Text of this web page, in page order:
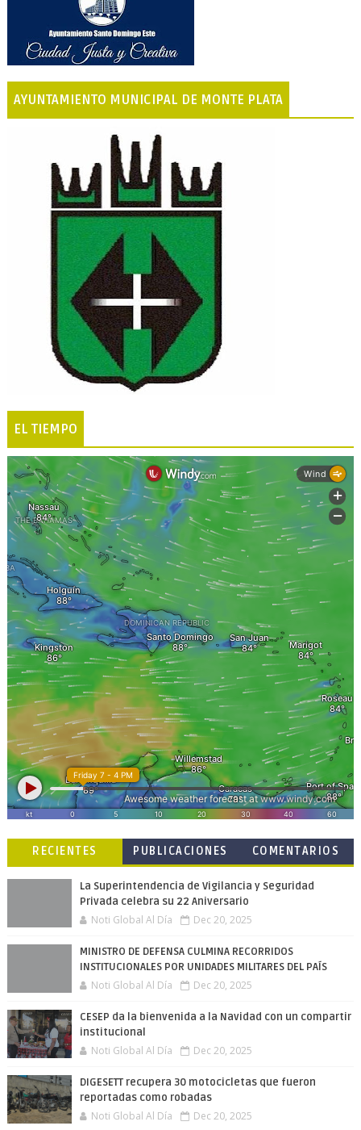
AYUNTAMIENTO MUNICIPAL DE MONTE PLATA
EL TIEMPO
RECIENTES
PUBLICACIONES
COMENTARIOS
La Superintendencia de Vigilancia y Seguridad
Privada celebra su 22 Aniversario
Noti Global Al Día Dec 20, 2025
MINISTRO DE DEFENSA CULMINA RECORRIDOS
INSTITUCIONALES POR UNIDADES MILITARES DEL PAÍS
Noti Global Al Día Dec 20, 2025
CESEP da la bienvenida a la Navidad con un compartir
institucional
Noti Global Al Día Dec 20, 2025
DIGESETT recupera 30 motocicletas que fueron
reportadas como robadas
Noti Global Al Día Dec 20, 2025